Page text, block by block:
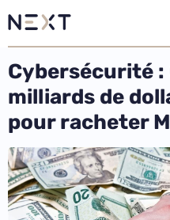
Cybersécurité :
milliards de
pour racheter